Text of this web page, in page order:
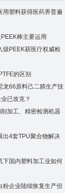
用塑料获得医药界普遍
棒主要运用
级PEEK获医疗权威检
的区别
龙66原料己二腈生产技
已攻克？
削加工、精密检测机器
出4套TPU聚合物解决
下国内塑料加工业如何
粉企业陆续恢复生产但